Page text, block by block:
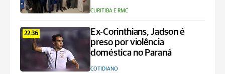
CURITIBA E RMC
22:36
Ex-Corinthians, Jadson é
preso por violência
doméstica no Paraná
COTIDIANO